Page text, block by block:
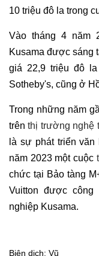
10 triệu đô la trong
Vào tháng 4 năm
Kusama được sáng
giá 22,9 triệu đô la
Sotheby's, cũng ở
Trong những năm
trênthị trường nghệ
là sự phát triển
năm 2023 một cuộc
chức tại Bảo tàng
Vuitton được
nghiệp Kusama.
Biên dịch: Vũ